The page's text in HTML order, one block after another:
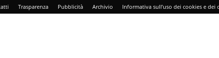
Trasparenza Pubblicità Archivio Informativa sull’uso dei cookies e dei